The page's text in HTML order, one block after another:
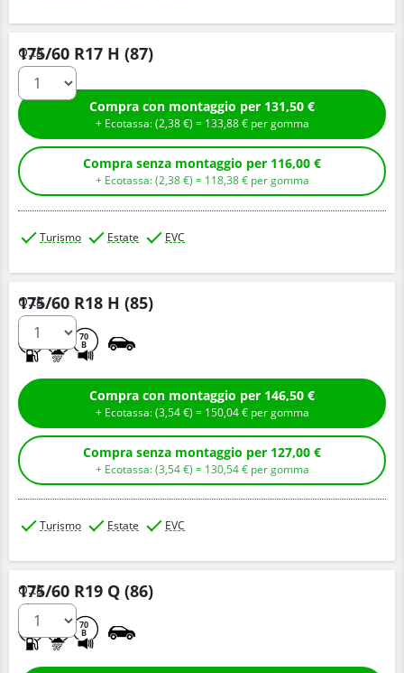
175/60 R17 H (87)
Q.tà
Compra con montaggio per 131,50 €
+ Ecotassa: (2,38€ ) = 133,88€ per gomma
Compra senza montaggio per 116,00 €
+ Ecotassa: (2,38€ ) = 118,38€ per gomma
Turismo Estate EVC
175/60 R18 H (85)
70
B
Q.tà
Compra con montaggio per 146,50 €
+ Ecotassa: (3,54€ ) = 150,04€ per gomma
Compra senza montaggio per 127,00 €
+ Ecotassa: (3,54€ ) = 130,54€ per gomma
Turismo Estate EVC
175/60 R19 Q (86)
70
B
Q.tà